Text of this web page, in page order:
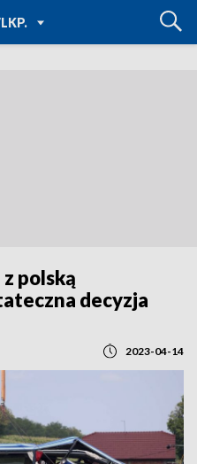
REGIONY
polską
decyzja
2023-04-14